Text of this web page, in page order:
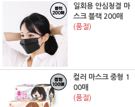
일회용 안심청결 마
스크 블랙 200매
(품절)
컬러 마스크 중형 1
00매
(품절)